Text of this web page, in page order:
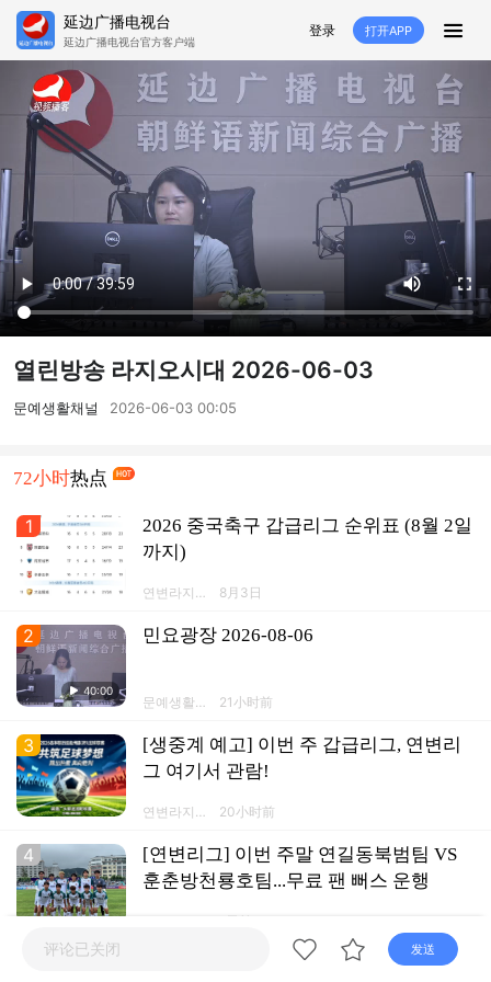
延边广播电视台
延边广播电视台官方客户端
登录 打开APP
HOME
추천 뉴스 영상뉴스 스포츠
추천영상 융매생방 백성열선 국내외
노래 겨레 생활
려행 특집
TV 라지오
TV
열린방송 라지오시대 2026-06-03
문예생활채널 2026-06-03 00:05
72小时热点
1
2026 중국축구 갑급리그 순위표 (8월 2일
까지)
연변라지오
8月3日
2
40:00
민요광장 2026-08-06
문예생활채
21小时前
3
[생중계 예고] 이번 주 갑급리그, 연변리
그 여기서 관람!
연변라지오
20小时前
4
[연변리그] 이번 주말 연길동북범팀 VS
훈춘방천룡호팀...무료 팬 뻐스 운행
1天前
연변뉴스 2026-08-04
评论已关闭 发送